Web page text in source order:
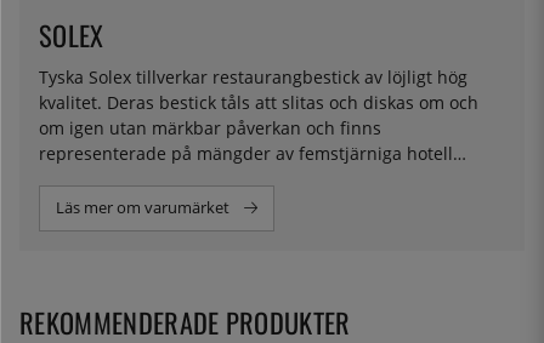
Tyska Solex tillverkar restaurangbestick av löjligt hög
kvalitet. Deras bestick tåls att slitas och diskas om och
om igen utan märkbar påverkan och finns
representerade på mängder av femstjärniga hotell
SOLEX
Läs mer om varumärket
REKOMMENDERADE PRODUKTER